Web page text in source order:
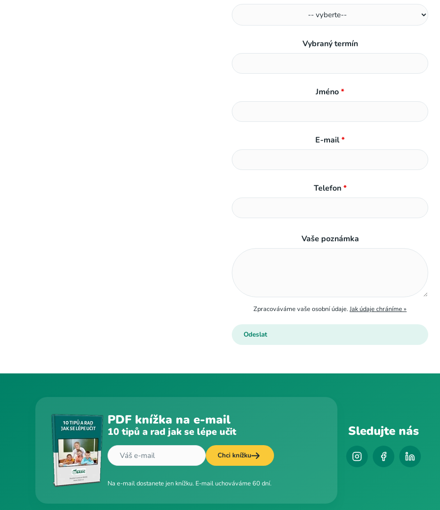
Vybraný termín
Jméno*
E-mail*
Telefon*
Vaše poznámka
Zpracováváme vaše osobní údaje. Jak údaje chráníme »
PDF knížka na e-mail
10 tipů a rad jak se lépe učit
Chci knížku
Na e-mail dostanete jen knížku. E-mail uchováváme 60 dní.
Sledujte nás